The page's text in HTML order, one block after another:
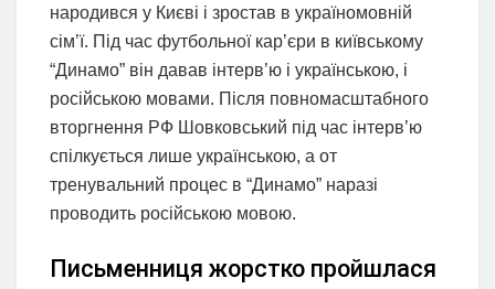
народився у Києві і зростав в україномовній
сім’ї. Під час футбольної кар’єри в київському
“Динамо” він давав інтерв’ю і українською, і
російською мовами. Після повномасштабного
вторгнення РФ Шовковський під час інтерв’ю
спілкується лише українською, а от
тренувальний процес в “Динамо” наразі
проводить російською мовою.
Письменниця жорстко пройшлася